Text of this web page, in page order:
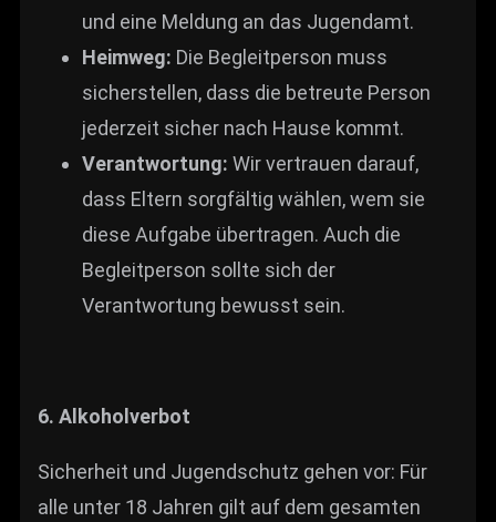
und eine Meldung an das Jugendamt.
Heimweg: Die Begleitperson muss
sicherstellen, dass die betreute Person
jederzeit sicher nach Hause kommt.
Verantwortung: Wir vertrauen darauf,
dass Eltern sorgfältig wählen, wem sie
diese Aufgabe übertragen. Auch die
Begleitperson sollte sich der
Verantwortung bewusst sein.
6. Alkoholverbot
Sicherheit und Jugendschutz gehen vor: Für
alle unter 18 Jahren gilt auf dem gesamten